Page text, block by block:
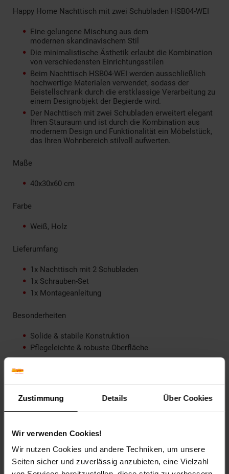
Zustimmung Details Über Cookies
Wir verwenden Cookies!
Wir nutzen Cookies und andere Techniken, um unsere
Seiten sicher und zuverlässig anzubieten, eine Vielzahl
Happy Home Nachttisch mit zwei Schubladen HSB04-WEI
Eine gelungene Mischung aus dem
modernen skandinavischem Stil
Die minimalistische Ästhetik erlaubt die Kombination
von verschiedensten Einrichtungsstilen
Beim Nachttisch HSB04-WEI werden ausschließlich
hochwertige Materialen verwendet, sodass der
Beistellschrank durch die erstklassige Verarbeitung zu
einem Designobjekt der Begierde wird.
Der Nachttisch mit zwei Schubladen erweitert elegant
Ihren Stauraum und ist durch die Kombination aus
modernem Design und Funktionalität ein Möbelstück,
das Ihren Wohnbereich stilvoll aufwerten.
Maße
40x30x60 cm
Farbe
Weiß, Holz
Lieferumfang
1x Nachttisch mit 2 Schubladen
1x Schrauben-Set
1x Montageanleitung
Besonderheiten
Solide & stabile Konstruktion
Pflegeleichte & robuste Oberfläche
Hinweise
Leichte Verschmutzungen mit feuchtem
Baumwolltuch abwischen
Artikelnummer: 2276259000
EAN: 4260631342610
Artikel gehört zur Kategorie:Nachttische